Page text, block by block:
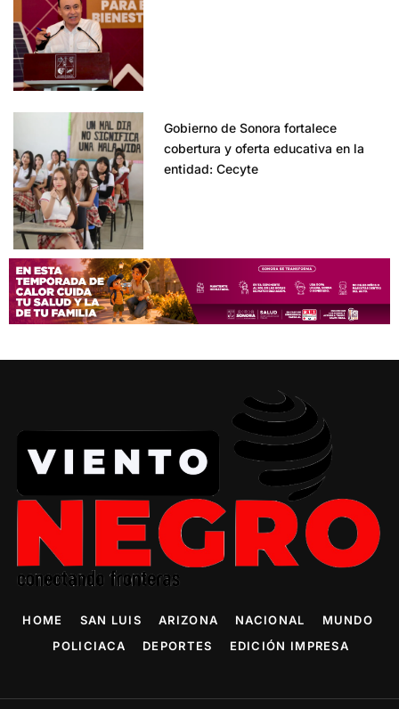
Gobierno de Sonora fortalece
cobertura y oferta educativa en la
entidad: Cecyte
HOME SAN LUIS ARIZONA NACIONAL
MUNDO
POLICIACA
DEPORTES EDICIÓN IMPRESA